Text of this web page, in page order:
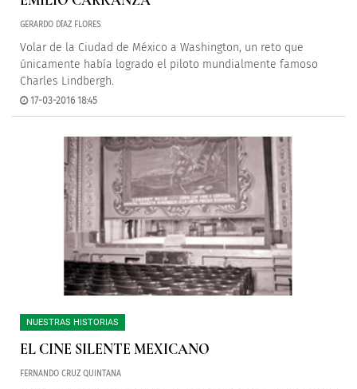
GERARDO DÍAZ FLORES
Volar de la Ciudad de México a Washington, un reto que
únicamente había logrado el piloto mundialmente famoso
Charles Lindbergh.
17-03-2016 18:45
NUESTRAS HISTORIAS
EL CINE SILENTE MEXICANO
FERNANDO CRUZ QUINTANA